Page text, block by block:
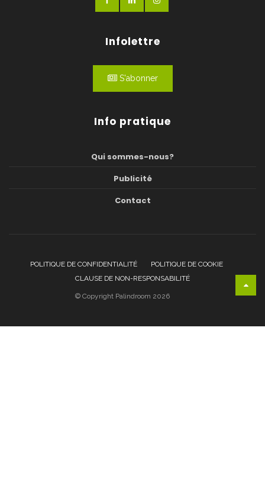
Infolettre
S'abonner
Info pratique
Qui sommes-nous?
Publicité
Contact
POLITIQUE DE CONFIDENTIALITÉ
POLITIQUE DE COOKIE
CLAUSE DE NON-RESPONSABILITÉ
© Copyright Palindroom 2026